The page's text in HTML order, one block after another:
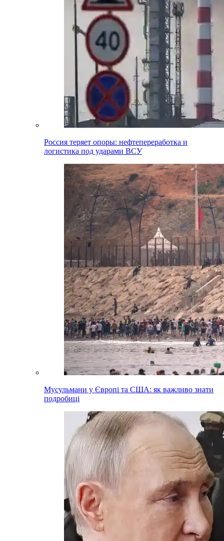
Россия теряет опоры: нефтепереработка и
логистика под ударами ВСУ
Мусульмани у Європі та США: як важливо знати
подробиці